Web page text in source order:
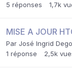
5 réponses 1,7k
MISE A JOUR
Par José Ingrid
1 réponse 2,5k